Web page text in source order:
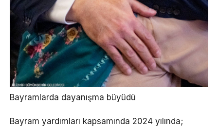
Bayramlarda dayanışma büyüdü
Bayram yardımları kapsamında 2024 yılında;